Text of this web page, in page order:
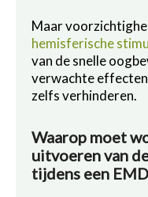
Maar
hemisferische
van de snelle
verwachte
zelfs verhinderen.
Waarop moet
uitvoeren van
tijdens een